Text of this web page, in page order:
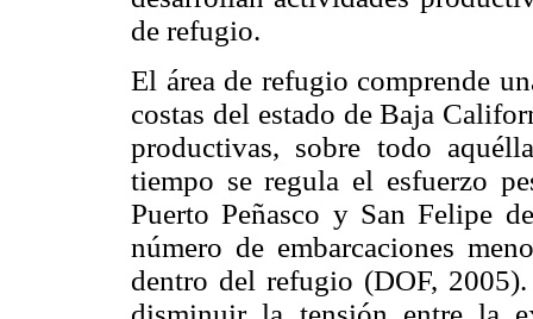
de refugio.
El área de refugio comprende
costas del estado de Baja
productivas, sobre todo
tiempo se regula el esfuerzo
Puerto Peñasco y San Felipe
número de embarcaciones
dentro del refugio (DOF,